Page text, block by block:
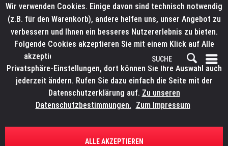
ÜBERSICHT ERSATZTEILE
ELATION 9900005018
Wir verwenden Cookies. Einige davon sind technisch notwendig
(z.B. für den Warenkorb), andere helfen uns, unser Angebot zu
verbessern und Ihnen ein besseres Nutzererlebnis zu bieten.
Folgende Cookies akzeptieren Sie mit einem Klick auf Alle
akzeptieren. Weitere Informationen finden Sie in den
Privatsphäre-Einstellungen, dort können Sie Ihre Auswahl auch
jederzeit ändern. Rufen Sie dazu einfach die Seite mit der
Datenschutzerklärung auf. Zu unseren
Datenschutzbestimmungen. Zum Impressum
ALLE AKZEPTIEREN